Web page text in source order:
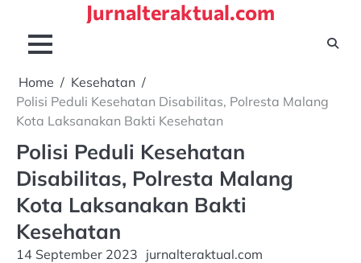
content
Jurnalteraktual.com
Home
Kesehatan
Polisi Peduli Kesehatan Disabilitas, Polresta Malang
Kota Laksanakan Bakti Kesehatan
Polisi Peduli Kesehatan
Disabilitas, Polresta Malang
Kota Laksanakan Bakti
Kesehatan
14 September 2023 jurnalteraktual.com